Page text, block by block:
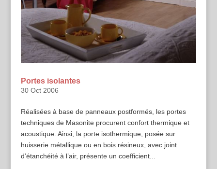
Portes isolantes
30 Oct 2006
Réalisées à base de panneaux postformés, les portes
techniques de Masonite procurent confort thermique et
acoustique. Ainsi, la porte isothermique, posée sur
huisserie métallique ou en bois résineux, avec joint
d’étanchéité à l’air, présente un coefficient...